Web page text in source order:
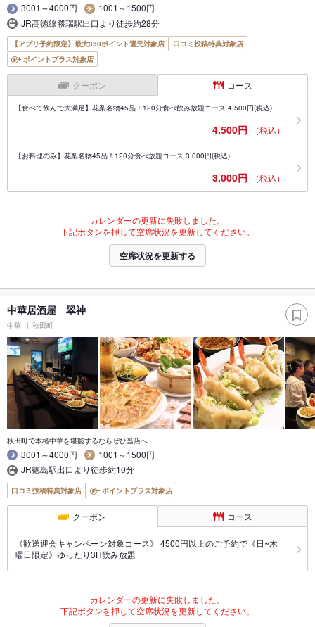
3001～4000円
1001～1500円
JR高徳線勝瑞駅出口より徒歩約28分
【アプリ予約限定】最大350ポイント還元対象店
口コミ投稿特典対象店
ポイントプラス対象店
クーポン コース
【食べて飲んで大満足】花梨名物45品！120分食べ飲み放題コース 4,500円(税込)
4,500円 （税込）
【お料理のみ】花梨名物45品！120分食べ放題コース 3,000円(税込)
3,000円 （税込）
カレンダーの更新に失敗しました。
下記ボタンを押して空席状況を更新してください。
空席状況を更新する
中華居酒屋 翠神
中華 秋田町
秋田町で本格中華を堪能するならぜひ当店へ
3001～4000円
1001～1500円
JR徳島駅出口より徒歩約10分
口コミ投稿特典対象店 ポイントプラス対象店
クーポン コース
《歓送迎会キャンペーン対象コース》 4500円以上のご予約で《日~木
曜日限定》ゆったり3H飲み放題
カレンダーの更新に失敗しました。
下記ボタンを押して空席状況を更新してください。